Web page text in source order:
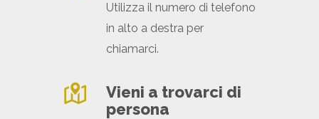
Utilizza il numero di telefono
in alto a destra per
chiamarci.
Vieni a trovarci di
persona